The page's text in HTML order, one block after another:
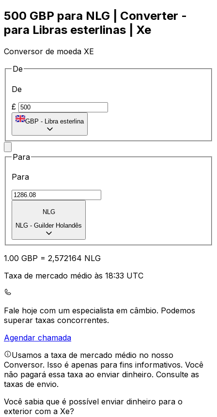
500 GBP para NLG | Converter -
para Libras esterlinas | Xe
Conversor de moeda XE
De
De
£
GBP - Libra esterlina
Para
Para
NLG
NLG - Guilder Holandês
1.00 GBP = 2,572164 NLG
Taxa de mercado médio às 18:33 UTC
Fale hoje com um especialista em câmbio. Podemos
superar taxas concorrentes.
Agendar chamada
Usamos a taxa de mercado médio no nosso
Conversor. Isso é apenas para fins informativos. Você
não pagará essa taxa ao enviar dinheiro. Consulte as
taxas de envio.
Você sabia que é possível enviar dinheiro para o
exterior com a Xe?